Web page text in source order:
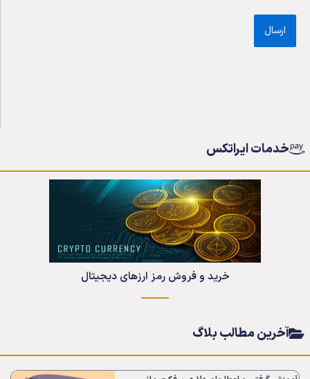
خدمات ایراتکس
خرید و فروش رمز ارزهای دیجیتال
آخرین مطالب بلاگ